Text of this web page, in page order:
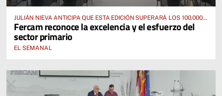
JULIÁN NIEVA ANTICIPA QUE ESTA EDICIÓN SUPERARÁ LOS 100.000
VISITANTES
Fercam reconoce la excelencia y el esfuerzo del
sector primario
EL SEMANAL